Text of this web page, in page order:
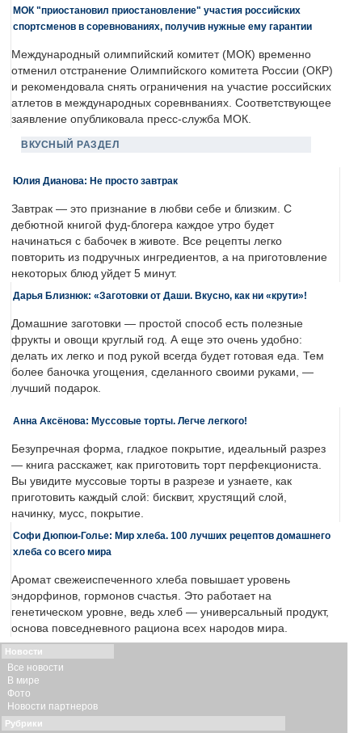
МОК "приостановил приостановление" участия российских
спортсменов в соревнованиях, получив нужные ему гарантии
Международный олимпийский комитет (МОК) временно
отменил отстранение Олимпийского комитета России (ОКР)
и рекомендовала снять ограничения на участие российских
атлетов в международных соревнваниях. Соответствующее
заявление опубликовала пресс-служба МОК.
ВКУСНЫЙ РАЗДЕЛ
Юлия Дианова: Не просто завтрак
Завтрак — это признание в любви себе и близким. С
дебютной книгой фуд-блогера каждое утро будет
начинаться с бабочек в животе. Все рецепты легко
повторить из подручных ингредиентов, а на приготовление
некоторых блюд уйдет 5 минут.
Дарья Близнюк: «Заготовки от Даши. Вкусно, как ни «крути»!
Домашние заготовки — простой способ есть полезные
фрукты и овощи круглый год. А еще это очень удобно:
делать их легко и под рукой всегда будет готовая еда. Тем
более баночка угощения, сделанного своими руками, —
лучший подарок.
Анна Аксёнова: Муссовые торты. Легче легкого!
Безупречная форма, гладкое покрытие, идеальный разрез
— книга расскажет, как приготовить торт перфекциониста.
Вы увидите муссовые торты в разрезе и узнаете, как
приготовить каждый слой: бисквит, хрустящий слой,
начинку, мусс, покрытие.
Софи Дюпюи-Голье: Мир хлеба. 100 лучших рецептов домашнего
хлеба со всего мира
Аромат свежеиспеченного хлеба повышает уровень
эндорфинов, гормонов счастья. Это работает на
генетическом уровне, ведь хлеб — универсальный продукт,
основа повседневного рациона всех народов мира.
Новости
Все новости
В мире
Фото
Новости партнеров
Рубрики